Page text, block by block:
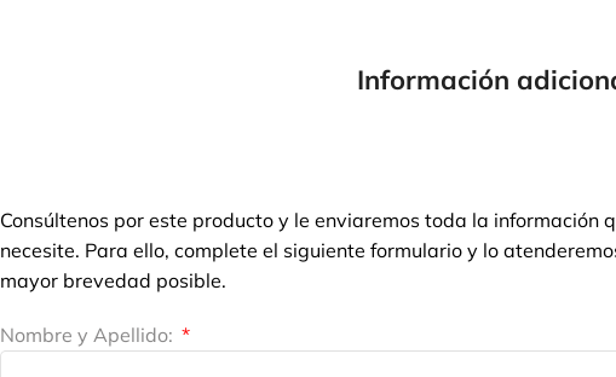
Información
Consúltenos por este producto y le enviaremos toda la información
necesite. Para ello, complete el siguiente formulario y lo
mayor brevedad posible.
Nombre y Apellido: